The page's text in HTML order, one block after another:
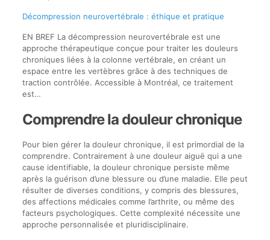
Décompression neurovertébrale : éthique et pratique
EN BREF La décompression neurovertébrale est une
approche thérapeutique conçue pour traiter les douleurs
chroniques liées à la colonne vertébrale, en créant un
espace entre les vertèbres grâce à des techniques de
traction contrôlée. Accessible à Montréal, ce traitement
est…
Comprendre la douleur chronique
Pour bien gérer la douleur chronique, il est primordial de la
comprendre. Contrairement à une douleur aiguë qui a une
cause identifiable, la douleur chronique persiste même
après la guérison d’une blessure ou d’une maladie. Elle peut
résulter de diverses conditions, y compris des blessures,
des affections médicales comme l’arthrite, ou même des
facteurs psychologiques. Cette complexité nécessite une
approche personnalisée et pluridisciplinaire.